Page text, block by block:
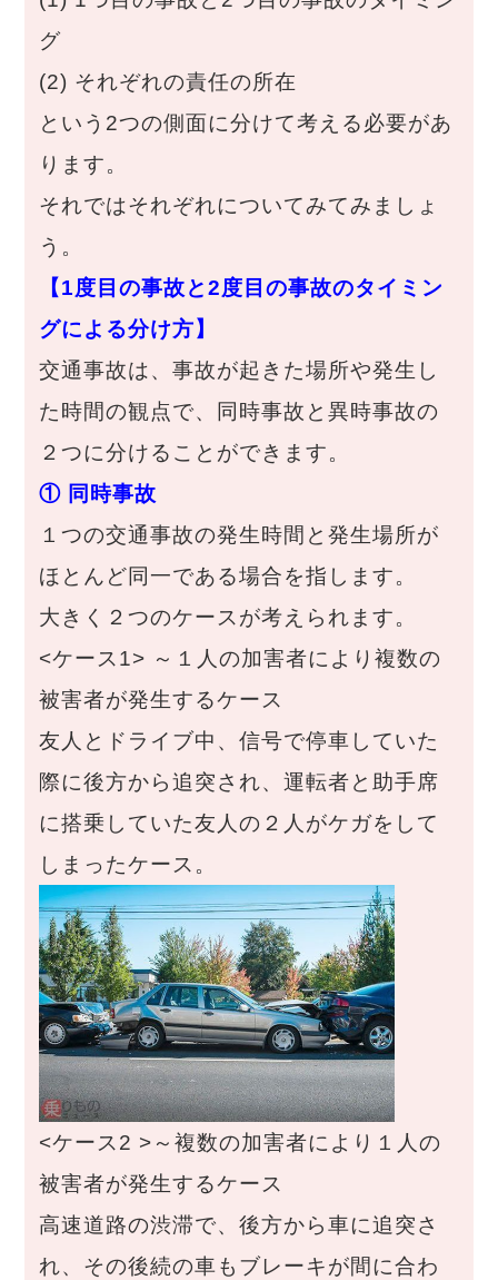
グ
(2) それぞれの責任の所在
という2つの側面に分けて考える必要があ
ります。
それではそれぞれについてみてみましょ
う。
【1度目の事故と2度目の事故のタイミン
グによる分け方】
交通事故は、事故が起きた場所や発生し
た時間の観点で、同時事故と異時事故の
２つに分けることができます。
① 同時事故
１つの交通事故の発生時間と発生場所が
ほとんど同一である場合を指します。
大きく２つのケースが考えられます。
<ケース1> ～１人の加害者により複数の
被害者が発生するケース
友人とドライブ中、信号で停車していた
際に後方から追突され、運転者と助手席
に搭乗していた友人の２人がケガをして
しまったケース。
<ケース2 >～複数の加害者により１人の
被害者が発生するケース
高速道路の渋滞で、後方から車に追突さ
れ、その後続の車もブレーキが間に合わ